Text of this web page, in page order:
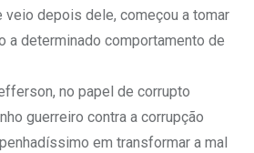
veio depois dele, começou a tomar
a determinado comportamento de
no papel de corrupto
guerreiro contra a corrupção
em transformar a mal